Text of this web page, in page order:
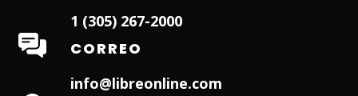
1 (305) 267-2000
CORREO
info@libreonline.com